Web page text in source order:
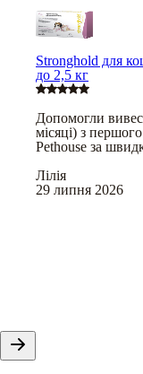
Stronghold для
до 2,5 кг
Допомогли
місяці) з
Pethouse за
Лілія
29 липня 2026